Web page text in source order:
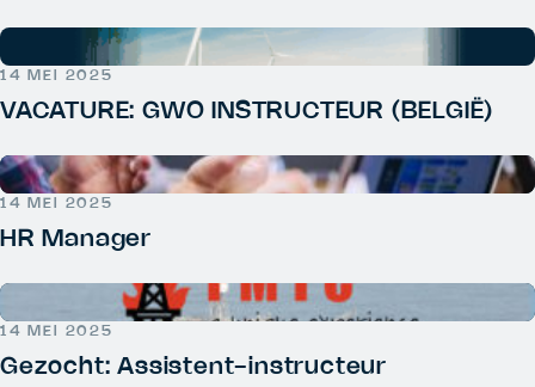
14 MEI 2025
VACATURE: GWO INSTRUCTEUR (BELGIË)
14 MEI 2025
HR Manager
14 MEI 2025
Gezocht: Assistent-instructeur